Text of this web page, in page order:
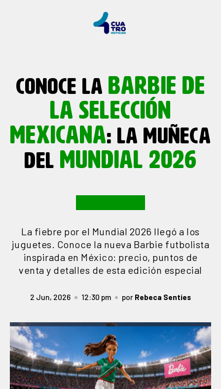
CONOCE LA BARBIE DE
LA SELECCIÓN
MEXICANA: LA MUÑECA
DEL MUNDIAL 2026
La fiebre por el Mundial 2026 llegó a los
juguetes. Conoce la nueva Barbie futbolista
inspirada en México: precio, puntos de
venta y detalles de esta edición especial
2 Jun, 2026 12:30 pm por Rebeca Senties